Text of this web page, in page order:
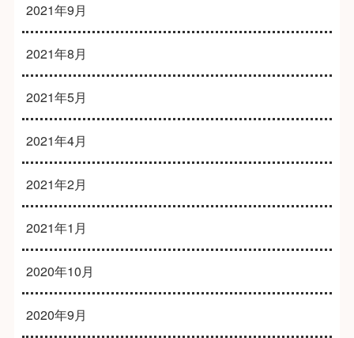
2021年9月
2021年8月
2021年5月
2021年4月
2021年2月
2021年1月
2020年10月
2020年9月